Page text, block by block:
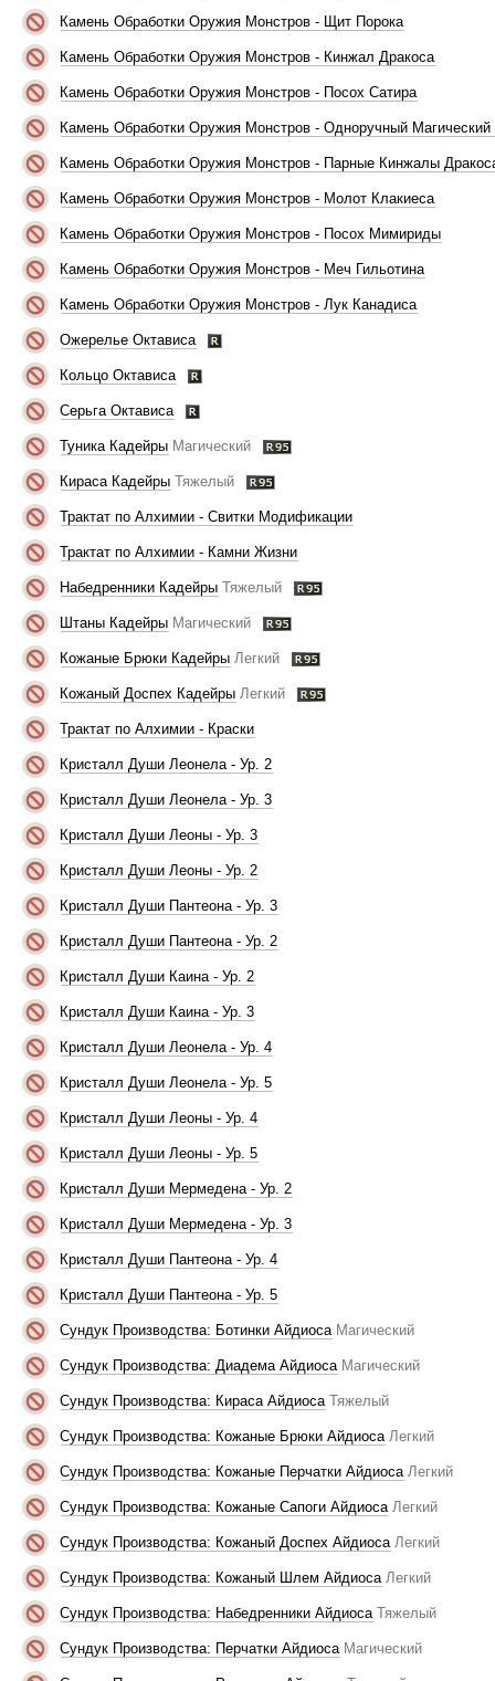
Камень Обработки Оружия Монстров - Щит Порока
Камень Обработки Оружия Монстров - Кинжал Дракоса
Камень Обработки Оружия Монстров - Посох Сатира
Камень Обработки Оружия Монстров - Одноручный
Камень Обработки Оружия Монстров - Парные Кинжалы
Камень Обработки Оружия Монстров - Молот Клакиеса
Камень Обработки Оружия Монстров - Посох Мимириды
Камень Обработки Оружия Монстров - Меч Гильотина
Камень Обработки Оружия Монстров - Лук Канадиса
Ожерелье Октависа
Кольцо Октависа
Серьга Октависа
Туника Кадейры Магический
Кираса Кадейры Тяжелый
Трактат по Алхимии - Свитки Модификации
Трактат по Алхимии - Камни Жизни
Набедренники Кадейры Тяжелый
Штаны Кадейры Магический
Кожаные Брюки Кадейры Легкий
Кожаный Доспех Кадейры Легкий
Трактат по Алхимии - Краски
Кристалл Души Леонела - Ур. 2
Кристалл Души Леонела - Ур. 3
Кристалл Души Леоны - Ур. 3
Кристалл Души Леоны - Ур. 2
Кристалл Души Пантеона - Ур. 3
Кристалл Души Пантеона - Ур. 2
Кристалл Души Каина - Ур. 2
Кристалл Души Каина - Ур. 3
Кристалл Души Леонела - Ур. 4
Кристалл Души Леонела - Ур. 5
Кристалл Души Леоны - Ур. 4
Кристалл Души Леоны - Ур. 5
Кристалл Души Мермедена - Ур. 2
Кристалл Души Мермедена - Ур. 3
Кристалл Души Пантеона - Ур. 4
Кристалл Души Пантеона - Ур. 5
Сундук Производства: Ботинки Айдиоса Магический
Сундук Производства: Диадема Айдиоса Магический
Сундук Производства: Кираса Айдиоса Тяжелый
Сундук Производства: Кожаные Брюки Айдиоса Легкий
Сундук Производства: Кожаные Перчатки Айдиоса Легкий
Сундук Производства: Кожаные Сапоги Айдиоса Легкий
Сундук Производства: Кожаный Доспех Айдиоса Легкий
Сундук Производства: Кожаный Шлем Айдиоса Легкий
Сундук Производства: Набедренники Айдиоса Тяжелый
Сундук Производства: Перчатки Айдиоса Магический